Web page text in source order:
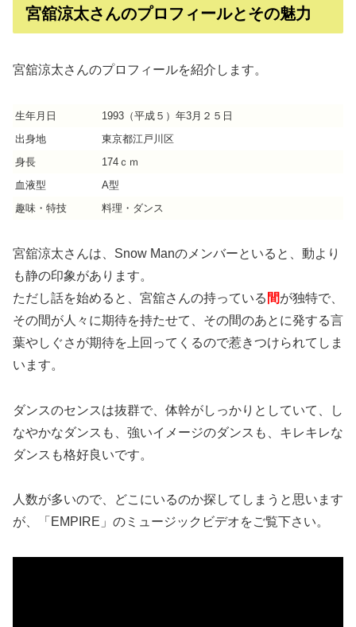
宮舘涼太さんのプロフィールとその魅力
宮舘涼太さんのプロフィールを紹介します。
生年月日
1993（平成５）年3月２５日
出身地
東京都江戸川区
身長
174ｃｍ
血液型
A型
趣味・特技
料理・ダンス
宮舘涼太さんは、Snow Manのメンバーといると、動より
も静の印象があります。
ただし話を始めると、宮舘さんの持っている 間が独特で、
その間が人々に期待を持たせて、その間のあとに発する言
葉やしぐさが期待を上回ってくるので惹きつけられてしま
います。
ダンスのセンスは抜群で、体幹がしっかりとしていて、し
なやかなダンスも、強いイメージのダンスも、キレキレな
ダンスも格好良いです。
人数が多いので、どこにいるのか探してしまうと思います
が、「EMPIRE」のミュージックビデオをご覧下さい。